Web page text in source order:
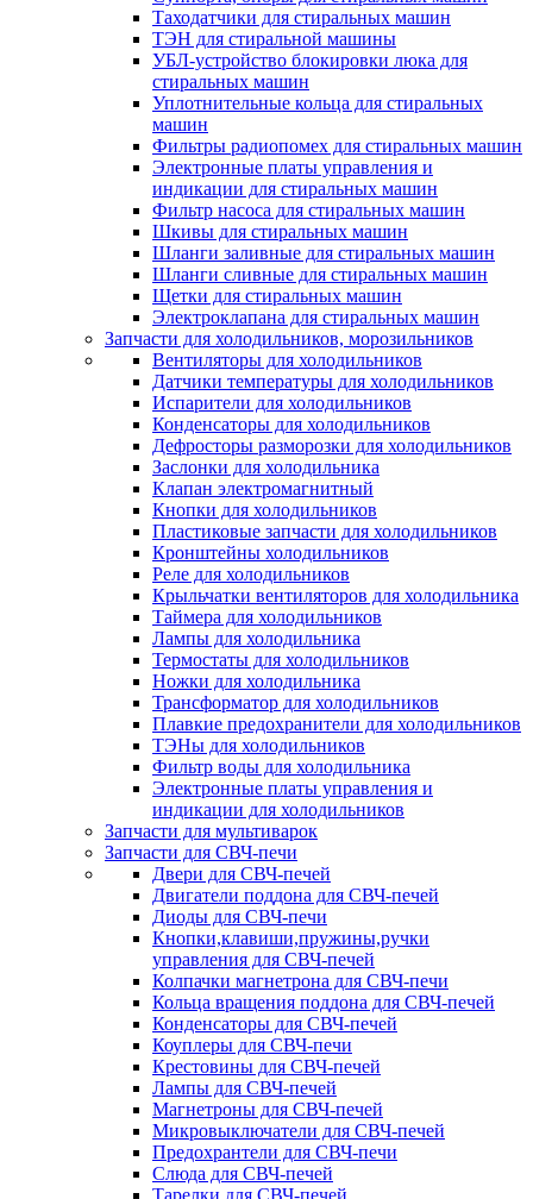
Таходатчики для стиральных машин
ТЭН для стиральной машины
УБЛ-устройство блокировки люка для
стиральных машин
Уплотнительные кольца для стиральных
машин
Фильтры радиопомех для стиральных машин
Электронные платы управления и
индикации для стиральных машин
Фильтр насоса для стиральных машин
Шкивы для стиральных машин
Шланги заливные для стиральных машин
Шланги сливные для стиральных машин
Щетки для стиральных машин
Электроклапана для стиральных машин
Запчасти для холодильников, морозильников
Вентиляторы для холодильников
Датчики температуры для холодильников
Испарители для холодильников
Конденсаторы для холодильников
Дефросторы разморозки для холодильников
Заслонки для холодильника
Клапан электромагнитный
Кнопки для холодильников
Пластиковые запчасти для холодильников
Кронштейны холодильников
Реле для холодильников
Крыльчатки вентиляторов для холодильника
Таймера для холодильников
Лампы для холодильника
Термостаты для холодильников
Ножки для холодильника
Трансформатор для холодильников
Плавкие предохранители для холодильников
ТЭНы для холодильников
Фильтр воды для холодильника
Электронные платы управления и
индикации для холодильников
Запчасти для мультиварок
Запчасти для СВЧ-печи
Двери для СВЧ-печей
Двигатели поддона для СВЧ-печей
Диоды для СВЧ-печи
Кнопки,клавиши,пружины,ручки
управления для СВЧ-печей
Колпачки магнетрона для СВЧ-печи
Кольца вращения поддона для СВЧ-печей
Конденсаторы для СВЧ-печей
Коуплеры для СВЧ-печи
Крестовины для СВЧ-печей
Лампы для СВЧ-печей
Магнетроны для СВЧ-печей
Микровыключатели для СВЧ-печей
Предохрантели для СВЧ-печи
Слюда для СВЧ-печей
Тарелки для СВЧ-печей